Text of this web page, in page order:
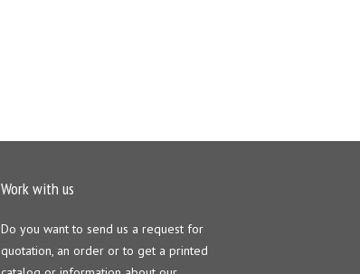
Work with us
Do you want to send us a request for
quotation, an order or to get a printed